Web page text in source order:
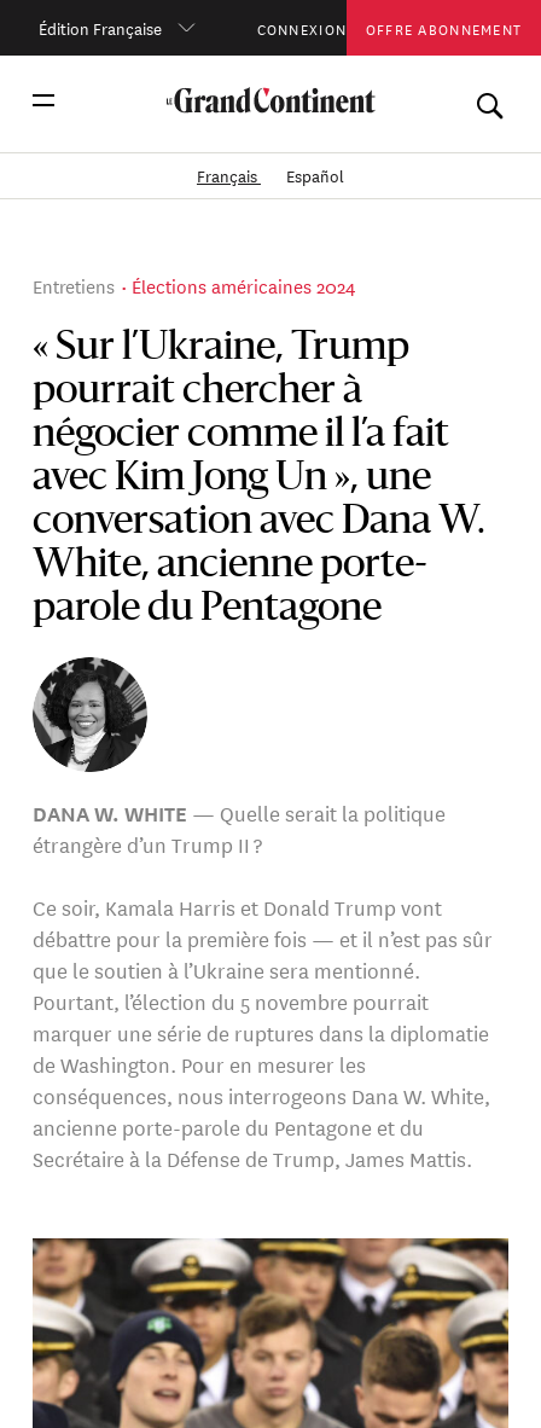
Édition Française CONNEXION OFFRE ABONNEMENT
Français Español
« Sur l’Ukraine, Trump
pourrait chercher à
négocier comme il l’a fait
avec Kim Jong Un », une
conversation avec Dana W.
White, ancienne porte-
parole du Pentagone
Entretiens Élections américaines 2024
DANA W. WHITE — Quelle serait la politique
étrangère d’un Trump II ?
Ce soir, Kamala Harris et Donald Trump vont
débattre pour la première fois — et il n’est pas sûr
que le soutien à l’Ukraine sera mentionné.
Pourtant, l’élection du 5 novembre pourrait
marquer une série de ruptures dans la diplomatie
de Washington. Pour en mesurer les
conséquences, nous interrogeons Dana W. White,
ancienne porte-parole du Pentagone et du
Secrétaire à la Défense de Trump, James Mattis.